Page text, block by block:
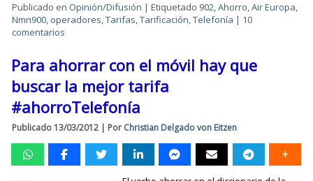
Publicado en Opinión/Difusión |Etiquetado 902,Ahorro,Air Europa,
Nmn900, operadores,Tarifas,Tarificación,Telefonía | 10
comentarios
Para ahorrar con el móvil hay que
buscar la mejor tarifa
#ahorroTelefonía
Publicado 13/03/2012 | Por Christian Delgado von Eitzen